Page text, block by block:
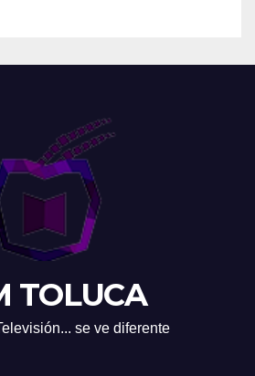
TOLUCA
se ve diferente